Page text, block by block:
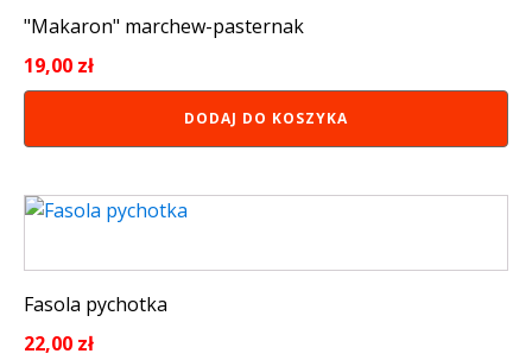
"Makaron" marchew-pasternak
19,00 zł
DODAJ DO KOSZYKA
Fasola pychotka
22,00 zł